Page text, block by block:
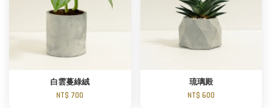
白雲蔓綠絨
NT$ 700
琉璃殿
NT$ 600